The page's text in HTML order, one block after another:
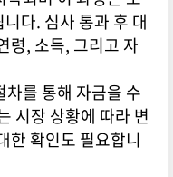
다. 심사 통과 후 대
령, 소득, 그리고 자
를 통해 자금을 수
시장 상황에 따라 변
한 확인도 필요합니